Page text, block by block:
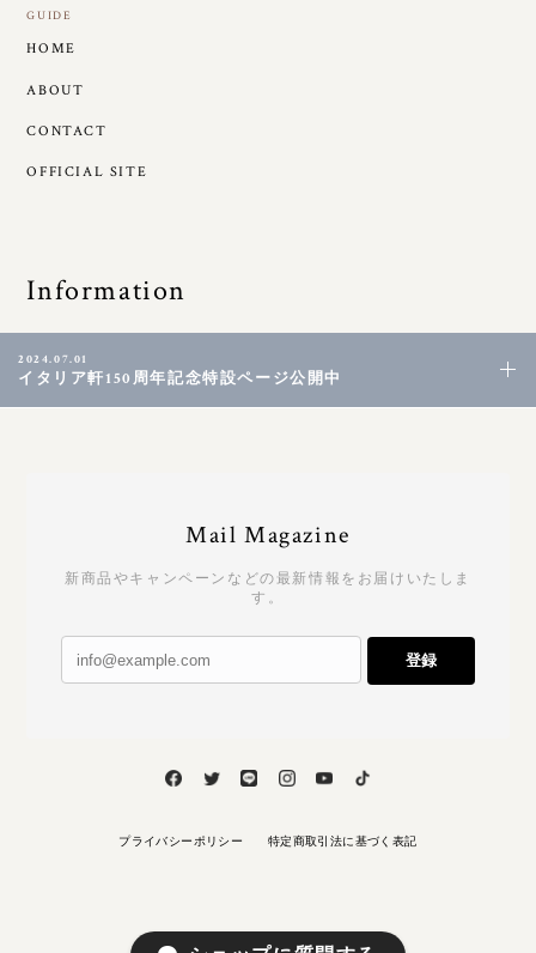
GUIDE
HOME
ABOUT
CONTACT
OFFICIAL SITE
Information
2024.07.01
イタリア軒150周年記念特設ページ公開中
Mail Magazine
新商品やキャンペーンなどの最新情報をお届けいたしま
す。
登録
プライバシーポリシー 特定商取引法に基づく表記